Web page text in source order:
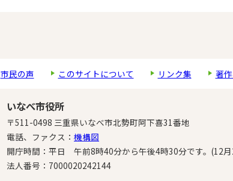
市民の声 このサイトについて リンク集 著
いなべ市役所
〒511-0498 三重県いなべ市北勢町阿下喜31番地
電話、ファクス： 機構図
開庁時間：平日 午前8時40分から午後4時30分です。(12
法人番号：7000020242144